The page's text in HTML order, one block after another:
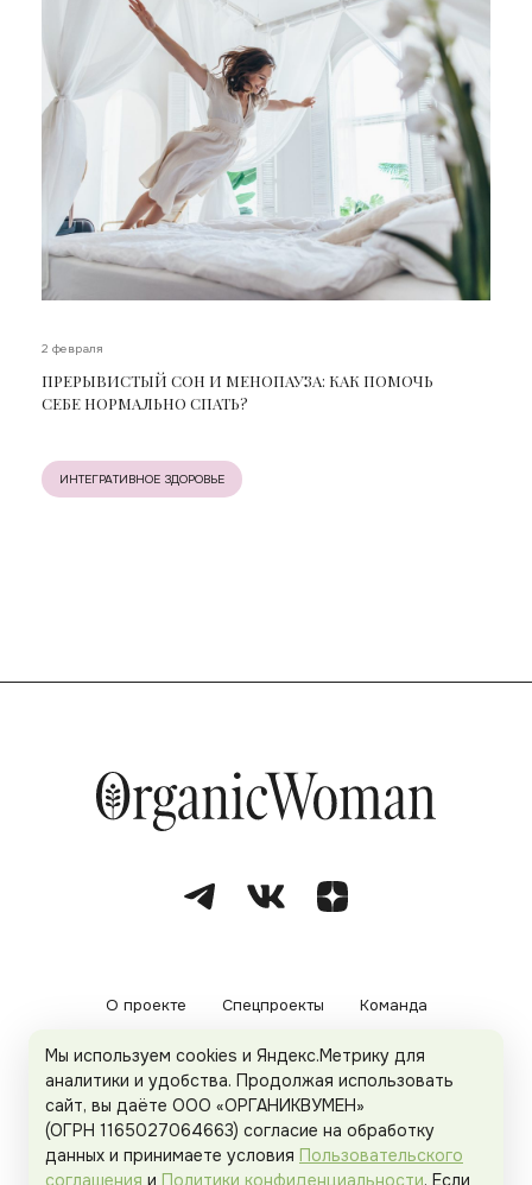
2 февраля
ПРЕРЫВИСТЫЙ СОН И МЕНОПАУЗА: КАК ПОМОЧЬ
СЕБЕ НОРМАЛЬНО СПАТЬ?
ИНТЕГРАТИВНОЕ ЗДОРОВЬЕ
О проекте Спецпроекты Команда
Рекламодателям Политика конфиденциальности
Пользовательское соглашение
Мы используем cookies и Яндекс.Метрику для
аналитики и удобства. Продолжая использовать
сайт, вы даёте ООО «ОРГАНИКВУМЕН»
(ОГРН 1165027064663) согласие на обработку
данных и принимаете условия Пользовательского
соглашения и Политики конфиденциальности. Если